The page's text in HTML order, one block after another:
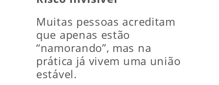
Muitas pessoas acreditam
que apenas estão
“namorando”, mas na
prática já vivem uma união
estável.